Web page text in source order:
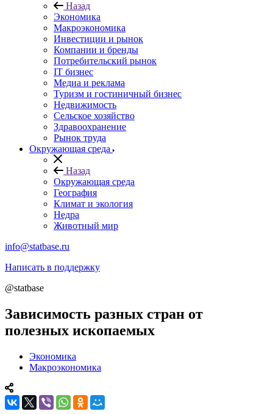
Назад
Экономика
Макроэкономика
Инвестиции и рынок
Компании и бренды
Потребительский рынок
IT бизнес
Медиа и реклама
Туризм и гостиничный бизнес
Недвижимость
Сельское хозяйство
Здравоохранение
Рынок труда
Окружающая среда
Назад
Окружающая среда
География
Климат и экология
Недра
Животный мир
info@statbase.ru
Написать в поддержку
@statbase
Зависимость разных стран от
полезных ископаемых
Экономика
Макроэкономика